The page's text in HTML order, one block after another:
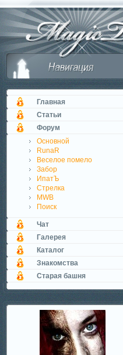
Главная
Статьи
Форум
Основной
RunaR
Веселое помело
Забор
ИпатЪ
Стрелка
MWB
Поиск
Чат
Галерея
Каталог
Знакомства
Старая башня